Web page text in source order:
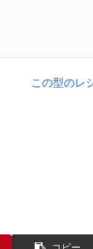
この型のレ